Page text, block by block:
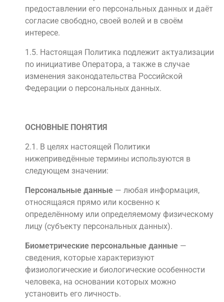
предоставлении его персональных данных и даёт
согласие свободно, своей волей и в своём
интересе.
1.5. Настоящая Политика подлежит актуализации
по инициативе Оператора, а также в случае
изменения законодательства Российской
Федерации о персональных данных.
ОСНОВНЫЕ ПОНЯТИЯ
2.1. В целях настоящей Политики
нижеприведённые термины используются в
следующем значении:
Персональные данные — любая информация,
относящаяся прямо или косвенно к
определённому или определяемому физическому
лицу (субъекту персональных данных).
Биометрические персональные данные —
сведения, которые характеризуют
физиологические и биологические особенности
человека, на основании которых можно
установить его личность.